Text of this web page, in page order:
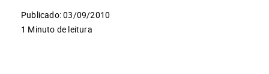
Publicado: 03/09/2010
1 Minuto de leitura